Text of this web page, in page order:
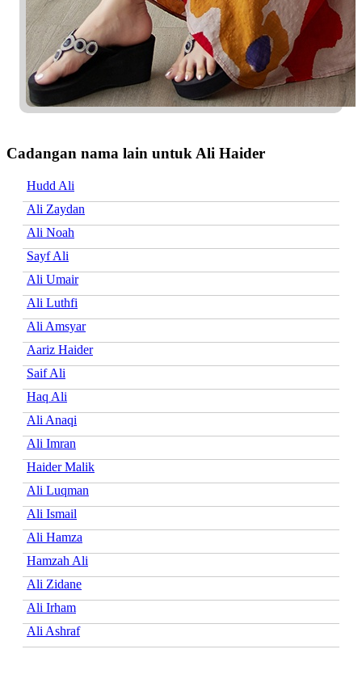
Cadangan nama lain untuk Ali Haider
Hudd Ali
Ali Zaydan
Ali Noah
Sayf Ali
Ali Umair
Ali Luthfi
Ali Amsyar
Aariz Haider
Saif Ali
Haq Ali
Ali Anaqi
Ali Imran
Haider Malik
Ali Luqman
Ali Ismail
Ali Hamza
Hamzah Ali
Ali Zidane
Ali Irham
Ali Ashraf